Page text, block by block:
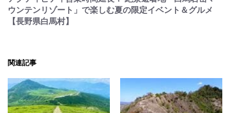
ウンテンリゾート」で楽しむ夏の限定イベント＆グルメ
【長野県白馬村】
関連記事